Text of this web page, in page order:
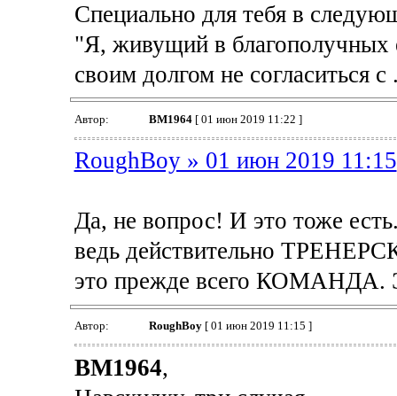
Специально для тебя в
"Я, живущий в благополучных
своим долгом не согласиться с
Автор: BM1964[ 01 июн 2019 11:22 ]
RoughBoy » 01 июн 2019 11:15
Да, не вопрос! И это тоже
ведь действительно
это прежде всего КОМАНДА.
Автор: RoughBoy[ 01 июн 2019 11:15 ]
BM1964,